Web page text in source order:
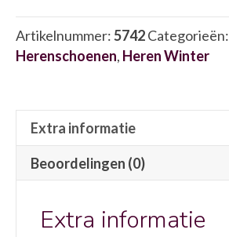
aantal
Artikelnummer:5742Categorieën:
Herenschoenen, Heren Winter
Extra informatie
Beoordelingen (0)
Extra informatie